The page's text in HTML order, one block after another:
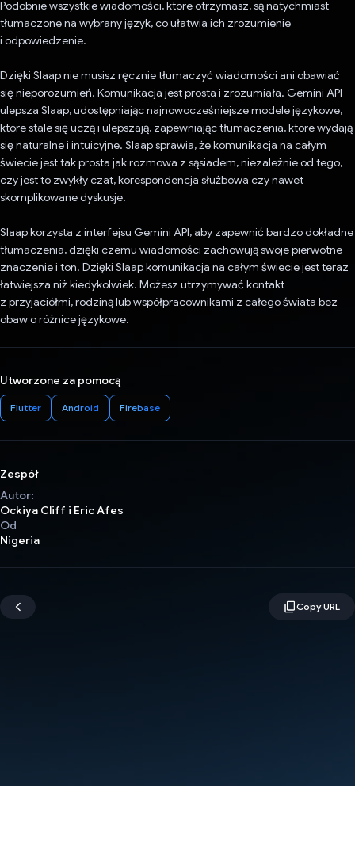
Podobnie wszystkie wiadomości, które otrzymasz, są natychmiast
tłumaczone na wybrany język, co ułatwia ich zrozumienie
i odpowiedzenie.
Dzięki Slaap nie musisz ręcznie tłumaczyć wiadomości ani obawiać
się nieporozumień. Komunikacja jest prosta i zrozumiała. Gemini API
ulepsza Slaap, udostępniając najnowocześniejsze modele językowe,
które stale się uczą i ulepszają, zapewniając tłumaczenia, które wydają
się naturalne i intuicyjne. Slaap sprawia, że komunikacja na całym
świecie jest tak prosta jak rozmowa z sąsiadem, niezależnie od tego,
czy jest to zwykły czat, korespondencja służbowa czy nawet
skomplikowane dyskusje.
Slaap korzysta z interfejsu Gemini API, aby zapewnić bardzo dokładne
tłumaczenia, dzięki czemu wiadomości zachowują swoje pierwotne
znaczenie i ton. Dzięki Slaap komunikacja na całym świecie jest teraz
łatwiejsza niż kiedykolwiek. Możesz utrzymywać kontakt
z przyjaciółmi, rodziną lub współpracownikami z całego świata bez
obaw o różnice językowe.
Utworzone za pomocą
Flutter Android Firebase
Zespół
Autor:
Ockiya Cliff i Eric Afes
Od
Nigeria